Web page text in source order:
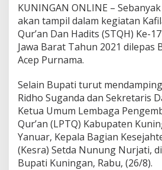
KUNINGAN ONLINE –
akan tampil dalam kegiatan
Qur’an Dan Hadits (STQH) Ke-
Jawa Barat Tahun 2021 dilepas
Acep Purnama.
Selain Bupati turut
Ridho Suganda dan Sekretaris
Ketua Umum Lembaga
Qur’an (LPTQ) Kabupaten
Yanuar, Kepala Bagian
(Kesra) Setda Nunung Nurjati,
Bupati Kuningan, Rabu, (26/8).